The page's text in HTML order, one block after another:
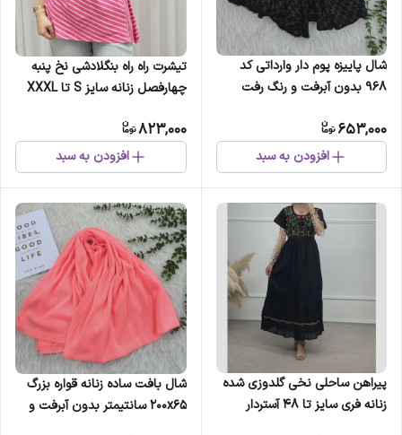
شال پاییزه پوم دار وارداتی کد
968 بدون آبرفت و رنگ رفت
653,000
افزودن به سبد
تیشرت راه راه بنگلادشی نخ پنبه
چهارفصل زنانه سایز S تا XXXL
823,000
افزودن به سبد
پیراهن ساحلی نخی گلدوزی شده
زنانه فری سایز تا 48 آستردار
شال بافت ساده زنانه قواره بزرگ
200x65 سانتیمتر بدون آبرفت و